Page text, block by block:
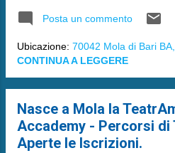
Posta un commento
Ubicazione: 70042 Mola di Bari
CONTINUA A LEGGERE
Nasce a Mola la
Accademy - Percorsi di
Aperte le Iscrizioni.